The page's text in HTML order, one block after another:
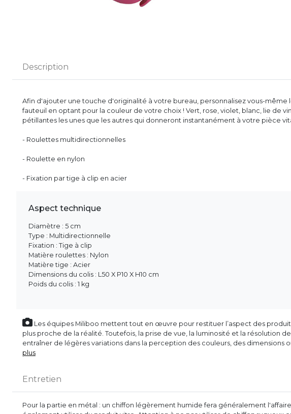
Description
Afin d'ajouter une touche d'originalité à votre bureau, personnalisez vous-même
fauteuil en optant pour la couleur de votre choix ! Vert, rose, violet, blanc, lie de
pétillantes les unes que les autres qui donneront instantanément à votre pièce
- Roulettes multidirectionnelles
- Roulette en nylon
- Fixation par tige à clip en acier
Aspect technique
Diamètre : 5 cm
Type : Multidirectionnelle
Fixation : Tige à clip
Matière roulettes : Nylon
Matière tige : Acier
Dimensions du colis : L50 X P10 X H10 cm
Poids du colis : 1 kg
Les équipes Miliboo mettent tout en œuvre pour restituer l’aspect des
plus proche de la réalité. Toutefois, la prise de vue, la luminosité et la résolution
entraîner de légères variations dans la perception des couleurs, des dimensions
plus
Entretien
Pour la partie en métal : un chiffon légèrement humide fera généralement